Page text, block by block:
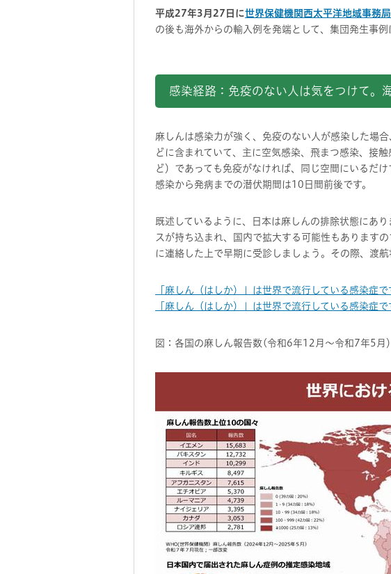
平成27年3月27日に世界保健機関西太平洋地域事務
の後も海外からの輸入例を発端として、集団発生事例
感染経路：免疫のない人は気をつけて。
麻しんは感染力が強く、免疫のない人が感染した場
どに含まれていて、主に空気感染、飛まつ感染、接
ど）であっても免疫がなければ、同じ空間にいるだ
感染から発病までの潜伏期間は10日間前後です。
既述しているように、日本は麻しんの排除状態にあ
スが持ち込まれ、国内で拡大する可能性もあります
に連絡した上で早期に受診しましょう。その際、渡
「麻しん（はしか）」は世界で流行している感染症
「麻しん（はしか）」は世界で流行している感染症
図：各国の麻しん報告数(令和6年12月～令和7年5月